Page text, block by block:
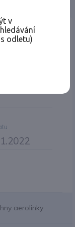
aerolinky
v
odletu)